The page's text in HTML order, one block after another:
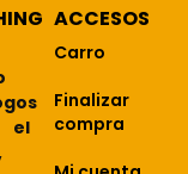
ACCESOS
Carro
Finalizar
compra